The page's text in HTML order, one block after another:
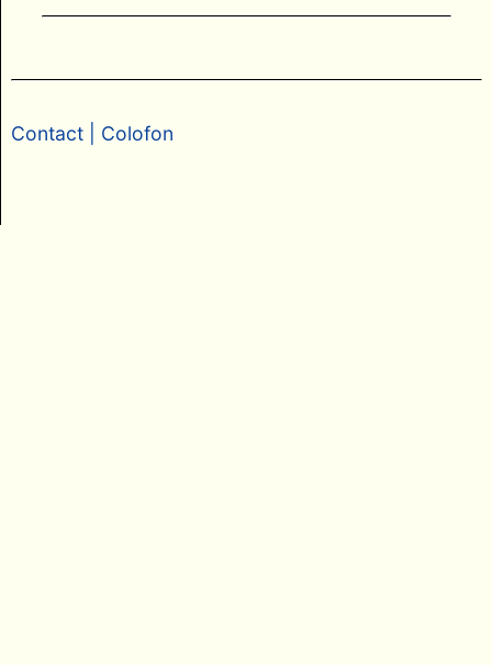
Contact| Colofon